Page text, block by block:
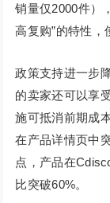
销量仅2000件）
高复购”的特性，
政策支持进一步
的卖家还可以享
施可抵消前期成
在产品详情页中
点，产品在
比突破60%。